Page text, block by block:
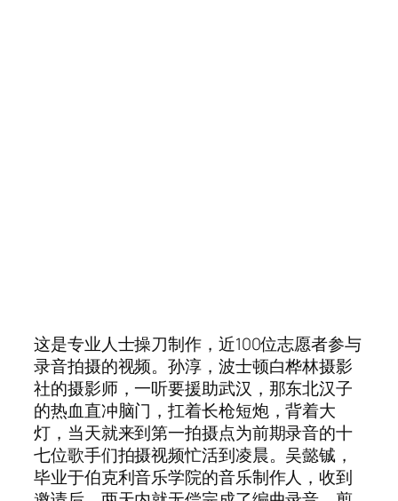
这是专业人士操刀制作，近100位志愿者参与
录音拍摄的视频。孙淳，波士顿白桦林摄影
社的摄影师，一听要援助武汉，那东北汉子
的热血直冲脑门，扛着长枪短炮，背着大
灯，当天就来到第一拍摄点为前期录音的十
七位歌手们拍摄视频忙活到凌晨。吴懿铖，
毕业于伯克利音乐学院的音乐制作人，收到